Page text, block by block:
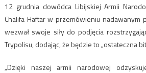
12 grudnia dowódca Libijskiej Armii
Chalifa Haftar w przemówieniu nadawanym
wezwał swoje siły do podjęcia
Trypolisu, dodając, że będzie to „ostateczna
„Dzięki naszej armii narodowej